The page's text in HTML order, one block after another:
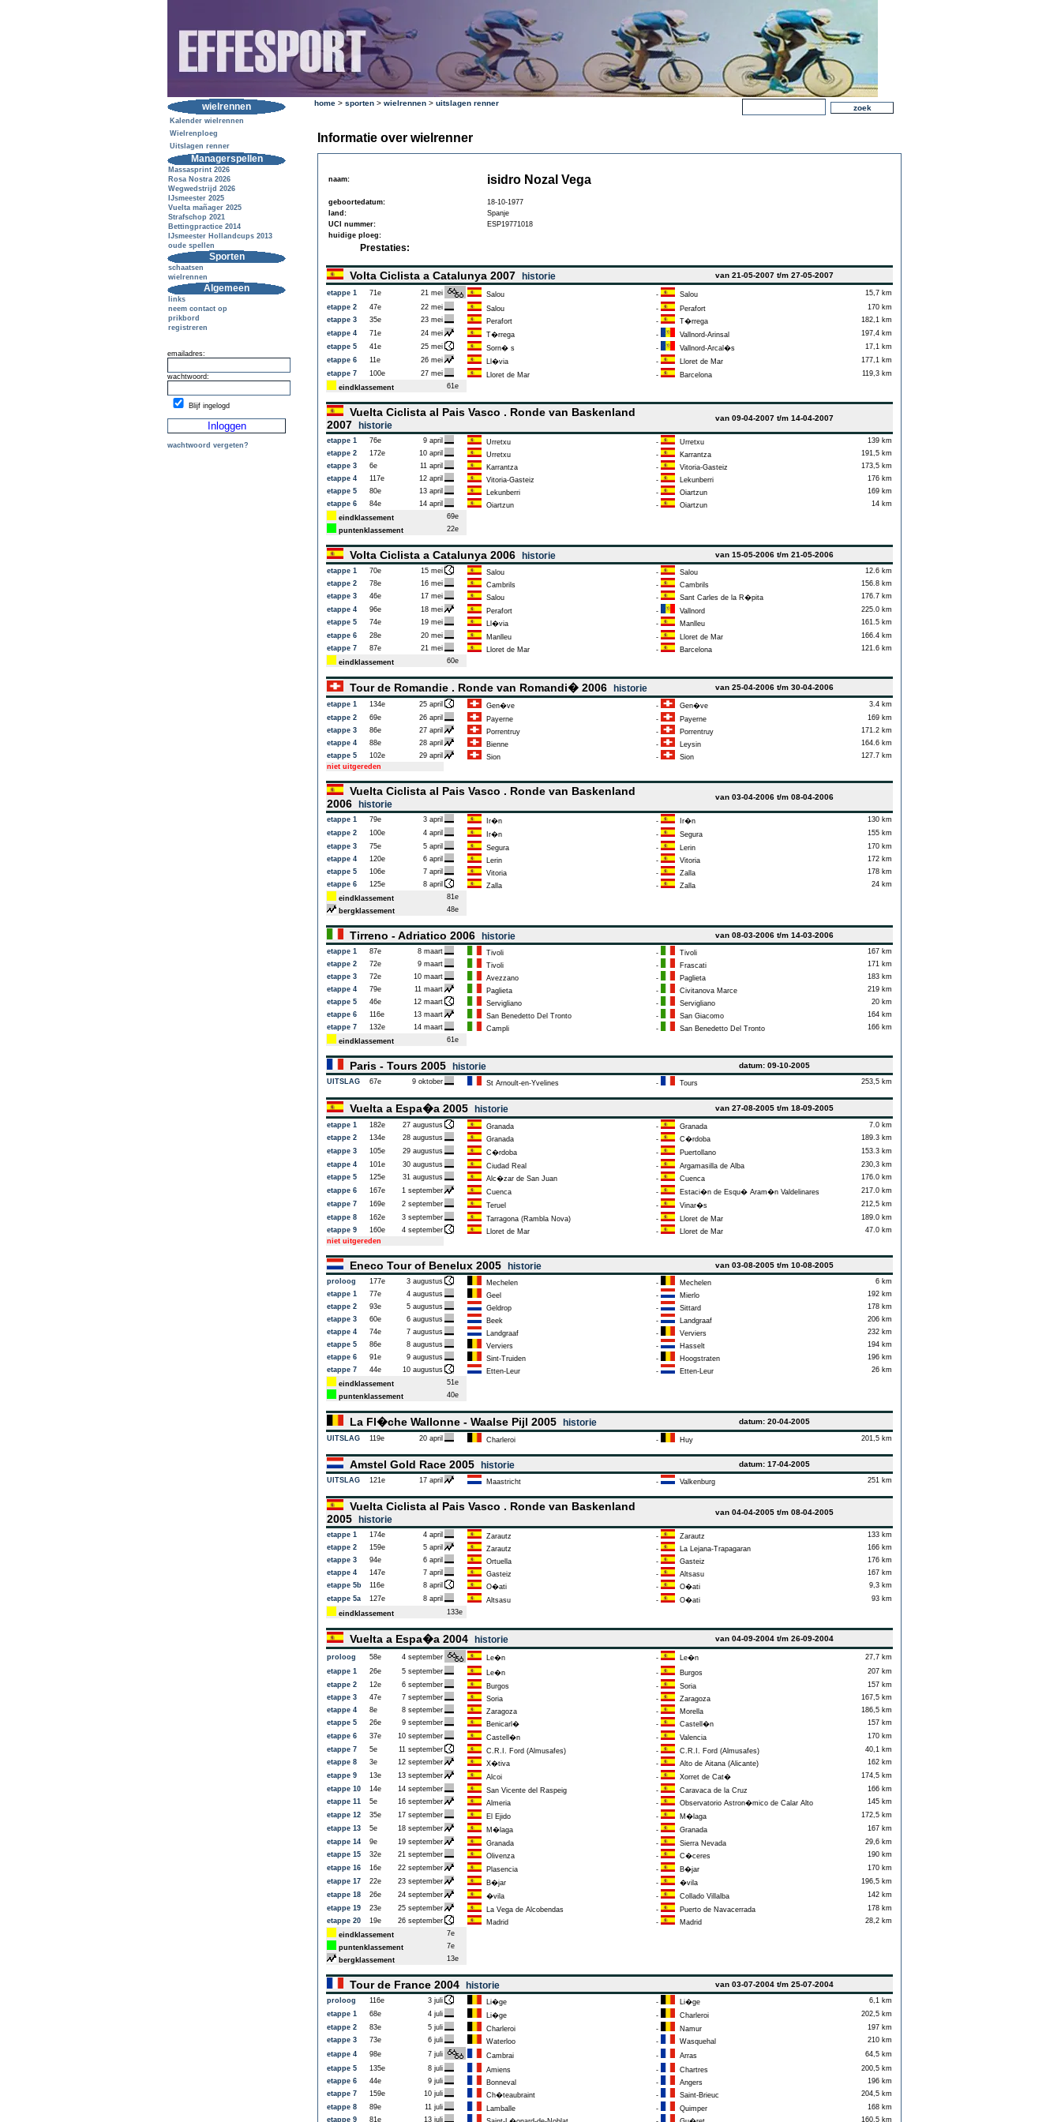
wielrennen
Kalender wielrennen
Wielrenploeg
Uitslagen renner
Managerspellen
Massasprint 2026
Rosa Nostra 2026
Wegwedstrijd 2026
IJsmeester 2025
Vuelta mañager 2025
Strafschop 2021
Bettingpractice 2014
IJsmeester Hollandcups 2013
oude spellen
Sporten
schaatsen
wielrennen
Algemeen
links
neem contact op
prikbord
registreren
emailadres:
wachtwoord:
Blijf ingelogd
wachtwoord vergeten?
home > sporten > wielrennen > uitslagen renner
Informatie over wielrenner
naam: isidro Nozal Vega
geboortedatum:
18-10-1977
land:
Spanje
UCI nummer:
ESP19771018
huidige ploeg:
Prestaties:
Volta Ciclista a Catalunya 2007 historie van 21-05-2007 t/m 27-05-2007
etappe 1 71e 21 mei Salou - Salou
15,7 km
etappe 2
47e 22 mei Salou - Perafort
170 km
etappe 3
35e 23 mei Perafort - T�rrega
182,1 km
etappe 4
71e 24 mei T�rrega - Vallnord-Arinsal
197,4 km
etappe 5
41e 25 mei Sorn� s - Vallnord-Arcal�s
17,1 km
etappe 6
11e 26 mei Ll�via - Lloret de Mar
177,1 km
etappe 7
100e 27 mei Lloret de Mar - Barcelona
119,3 km
eindklassement
61e
Vuelta Ciclista al Pais Vasco . Ronde van Baskenland
2007
historie
van 09-04-2007 t/m 14-04-2007
etappe 1 76e 9 april Urretxu - Urretxu
139 km
etappe 2
172e 10 april Urretxu - Karrantza
191,5 km
etappe 3
6e 11 april Karrantza - Vitoria-Gasteiz
173,5 km
etappe 4
117e 12 april Vitoria-Gasteiz - Lekunberri
176 km
etappe 5
80e 13 april Lekunberri - Oiartzun
169 km
etappe 6
84e 14 april Oiartzun - Oiartzun
14 km
eindklassement
69e
puntenklassement
22e
Volta Ciclista a Catalunya 2006 historie van 15-05-2006 t/m 21-05-2006
etappe 1 70e 15 mei Salou - Salou
12.6 km
etappe 2
78e 16 mei Cambrils - Cambrils
156.8 km
etappe 3
46e 17 mei Salou - Sant Carles de la R�pita
176.7 km
etappe 4
96e 18 mei Perafort - Vallnord
225.0 km
etappe 5
74e 19 mei Ll�via - Manlleu
161.5 km
etappe 6
28e 20 mei Manlleu - Lloret de Mar
166.4 km
etappe 7
87e 21 mei Lloret de Mar - Barcelona
121.6 km
eindklassement
60e
Tour de Romandie . Ronde van Romandi� 2006 historie van 25-04-2006 t/m 30-04-2006
etappe 1 134e 25 april Gen�ve - Gen�ve
3.4 km
etappe 2
69e 26 april Payerne - Payerne
169 km
etappe 3
86e 27 april Porrentruy - Porrentruy
171.2 km
etappe 4
88e 28 april Bienne - Leysin
164.6 km
etappe 5
102e 29 april Sion - Sion
127.7 km
niet uitgereden
Vuelta Ciclista al Pais Vasco . Ronde van Baskenland
2006
historie
van 03-04-2006 t/m 08-04-2006
etappe 1 79e 3 april Ir�n - Ir�n
130 km
etappe 2
100e 4 april Ir�n - Segura
155 km
etappe 3
75e 5 april Segura - Lerin
170 km
etappe 4
120e 6 april Lerin - Vitoria
172 km
etappe 5
106e 7 april Vitoria - Zalla
178 km
etappe 6
125e 8 april Zalla - Zalla
24 km
eindklassement
81e
bergklassement
48e
Tirreno - Adriatico 2006 historie van 08-03-2006 t/m 14-03-2006
etappe 1 87e 8 maart Tivoli - Tivoli
167 km
etappe 2
72e 9 maart Tivoli - Frascati
171 km
etappe 3
72e 10 maart Avezzano - Paglieta
183 km
etappe 4
79e 11 maart Paglieta - Civitanova Marce
219 km
etappe 5
46e 12 maart Servigliano - Servigliano
20 km
etappe 6
116e 13 maart San Benedetto Del Tronto - San Giacomo
164 km
etappe 7
132e 14 maart Campli - San Benedetto Del Tronto
166 km
eindklassement
61e
Paris - Tours 2005 historie datum: 09-10-2005
UITSLAG 67e 9 oktober St Arnoult-en-Yvelines - Tours 253,5 km
Vuelta a Espa�a 2005 historie van 27-08-2005 t/m 18-09-2005
etappe 1 182e 27 augustus Granada - Granada
7.0 km
etappe 2
134e 28 augustus Granada - C�rdoba
189.3 km
etappe 3
105e 29 augustus C�rdoba - Puertollano
153.3 km
etappe 4
101e 30 augustus Ciudad Real - Argamasilla de Alba
230,3 km
etappe 5
125e 31 augustus Alc�zar de San Juan - Cuenca
176.0 km
etappe 6
167e 1 september Cuenca - Estaci�n de Esqu� Aram�n Valdelinares
217.0 km
etappe 7
169e 2 september Teruel - Vinar�s
212,5 km
etappe 8
162e 3 september Tarragona (Rambla Nova) - Lloret de Mar
189.0 km
etappe 9
160e 4 september Lloret de Mar - Lloret de Mar
47.0 km
niet uitgereden
Eneco Tour of Benelux 2005 historie van 03-08-2005 t/m 10-08-2005
proloog 177e 3 augustus Mechelen - Mechelen
6 km
etappe 1
77e 4 augustus Geel - Mierlo
192 km
etappe 2
93e 5 augustus Geldrop - Sittard
178 km
etappe 3
60e 6 augustus Beek - Landgraaf
206 km
etappe 4
74e 7 augustus Landgraaf - Verviers
232 km
etappe 5
86e 8 augustus Verviers - Hasselt
194 km
etappe 6
91e 9 augustus Sint-Truiden - Hoogstraten
196 km
etappe 7
44e 10 augustus Etten-Leur - Etten-Leur
26 km
eindklassement
51e
puntenklassement
40e
La Fl�che Wallonne - Waalse Pijl 2005 historie datum: 20-04-2005
UITSLAG 119e 20 april Charleroi - Huy 201,5 km
Amstel Gold Race 2005 historie datum: 17-04-2005
UITSLAG 121e 17 april Maastricht - Valkenburg 251 km
Vuelta Ciclista al Pais Vasco . Ronde van Baskenland
2005
historie
van 04-04-2005 t/m 08-04-2005
etappe 1 174e 4 april Zarautz - Zarautz
133 km
etappe 2
159e 5 april Zarautz - La Lejana-Trapagaran
166 km
etappe 3
94e 6 april Ortuella - Gasteiz
176 km
etappe 4
147e 7 april Gasteiz - Altsasu
167 km
etappe 5b
116e 8 april O�ati - O�ati
9,3 km
etappe 5a
127e 8 april Altsasu - O�ati
93 km
eindklassement
133e
Vuelta a Espa�a 2004 historie van 04-09-2004 t/m 26-09-2004
proloog 58e 4 september Le�n - Le�n
27,7 km
etappe 1
26e 5 september Le�n - Burgos
207 km
etappe 2
12e 6 september Burgos - Soria
157 km
etappe 3
47e 7 september Soria - Zaragoza
167,5 km
etappe 4
8e 8 september Zaragoza - Morella
186,5 km
etappe 5
26e 9 september Benicarl� - Castell�n
157 km
etappe 6
37e 10 september Castell�n - Valencia
170 km
etappe 7
5e 11 september C.R.I. Ford (Almusafes) - C.R.I. Ford (Almusafes)
40,1 km
etappe 8
3e 12 september X�tiva - Alto de Aitana (Alicante)
162 km
etappe 9
13e 13 september Alcoi - Xorret de Cat�
174,5 km
etappe 10
14e 14 september San Vicente del Raspeig - Caravaca de la Cruz
166 km
etappe 11
5e 16 september Almeria - Observatorio Astron�mico de Calar Alto
145 km
etappe 12
35e 17 september El Ejido - M�laga
172,5 km
etappe 13
5e 18 september M�laga - Granada
167 km
etappe 14
9e 19 september Granada - Sierra Nevada
29,6 km
etappe 15
32e 21 september Olivenza - C�ceres
190 km
etappe 16
16e 22 september Plasencia - B�jar
170 km
etappe 17
22e 23 september B�jar - �vila
196,5 km
etappe 18
26e 24 september �vila - Collado Villalba
142 km
etappe 19
23e 25 september La Vega de Alcobendas - Puerto de Navacerrada
178 km
etappe 20
19e 26 september Madrid - Madrid
28,2 km
eindklassement
7e
puntenklassement
7e
bergklassement
13e
Tour de France 2004 historie van 03-07-2004 t/m 25-07-2004
proloog 116e 3 juli Li�ge - Li�ge
6,1 km
etappe 1
68e 4 juli Li�ge - Charleroi
202,5 km
etappe 2
83e 5 juli Charleroi - Namur
197 km
etappe 3
73e 6 juli Waterloo - Wasquehal
210 km
etappe 4
98e 7 juli Cambrai - Arras
64,5 km
etappe 5
135e 8 juli Amiens - Chartres
200,5 km
etappe 6
44e 9 juli Bonneval - Angers
196 km
etappe 7
159e 10 juli Ch�teaubraint - Saint-Brieuc
204,5 km
etappe 8
89e 11 juli Lamballe - Quimper
168 km
etappe 9
81e 13 juli 160,5 km